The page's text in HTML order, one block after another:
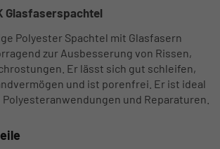
Glasfaserspachtel
Polyester Spachtel mit Glasfasern
zur Ausbesserung von Rissen,
Er lässt sich gut schleifen,
und ist porenfrei. Er ist ideal
und Reparaturen.